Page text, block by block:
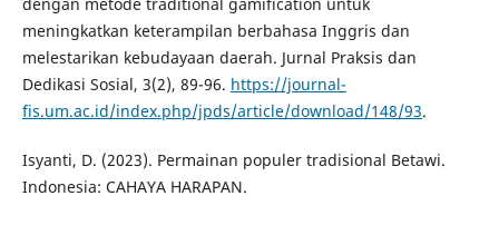
meningkatkan keterampilan berbahasa Inggris dan
melestarikan kebudayaan daerah. Jurnal Praksis dan
Dedikasi Sosial, 3(2), 89-96. https://journal-
fis.um.ac.id/index.php/jpds/article/download/148/93.
Isyanti, D. (2023). Permainan populer tradisional Betawi.
Indonesia: CAHAYA HARAPAN.